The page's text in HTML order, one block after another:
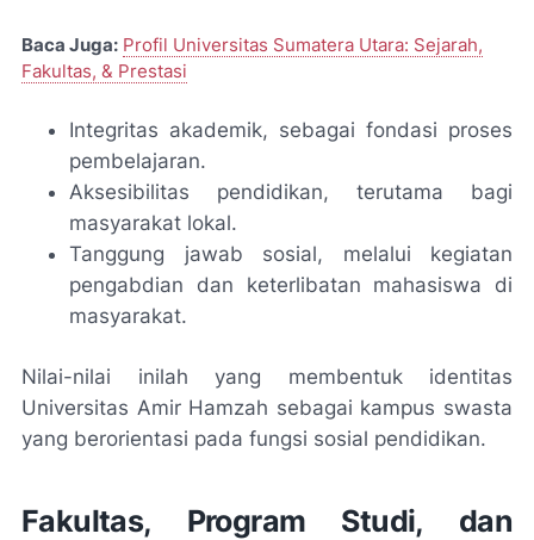
Baca Juga: Profil Universitas Sumatera Utara: Sejarah,
Fakultas, & Prestasi
Integritas akademik, sebagai fondasi proses
pembelajaran.
Aksesibilitas pendidikan, terutama bagi
masyarakat lokal.
Tanggung jawab sosial, melalui kegiatan
pengabdian dan keterlibatan mahasiswa di
masyarakat.
Nilai-nilai inilah yang membentuk identitas
Universitas Amir Hamzah sebagai kampus swasta
yang berorientasi pada fungsi sosial pendidikan.
Fakultas, Program Studi, dan